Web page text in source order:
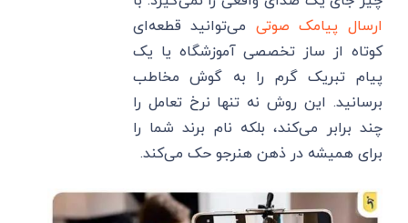
ارسال پیامک صوتی می‌توانید قطعه‌ای
کوتاه از ساز تخصصی آموزشگاه یا یک
پیام تبریک گرم را به گوش مخاطب
برسانید. این روش نه تنها نرخ تعامل را
چند برابر می‌کند، بلکه نام برند شما را
برای همیشه در ذهن هنرجو حک می‌کند.